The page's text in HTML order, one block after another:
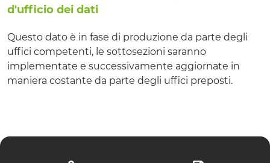
d'ufficio dei dati
Questo dato è in fase di produzione da parte degli
uffici competenti, le sottosezioni saranno
implementate e successivamente aggiornate in
maniera costante da parte degli uffici preposti.